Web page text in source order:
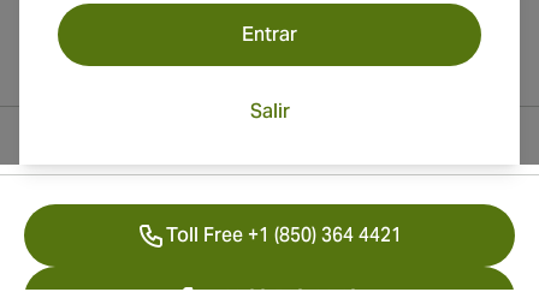
Entrar
Salir
Toll Free +1 (850) 364 4421
+41 22 518 44 43